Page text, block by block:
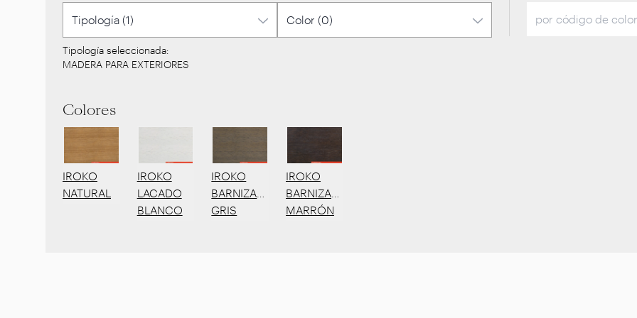
Tipología seleccionada:
MADERA PARA EXTERIORES
Colores
IROKO
NATURAL
IROKO
LACADO
BLANCO
IROKO
BARNIZADO
GRIS
IROKO
BARNIZADO
MARRÓN